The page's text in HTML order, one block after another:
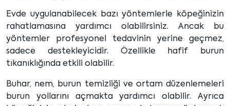
Evde uygulanabilecek bazı yöntemlerle köpeğinizin
rahatlamasına yardımcı olabilirsiniz. Ancak bu
yöntemler profesyonel tedavinin yerine geçmez,
sadece destekleyicidir. Özellikle hafif burun
tıkanıklığında etkili olabilir.
Buhar, nem, burun temizliği ve ortam düzenlemeleri
burun yollarını açmakta yardımcı olabilir. Ayrıca